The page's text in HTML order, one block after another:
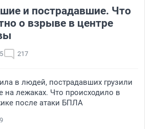
и пострадавшие. Что
о взрыве в центре
217
в людей, пострадавших грузили
на лежаках. Что происходило в
после атаки БПЛА